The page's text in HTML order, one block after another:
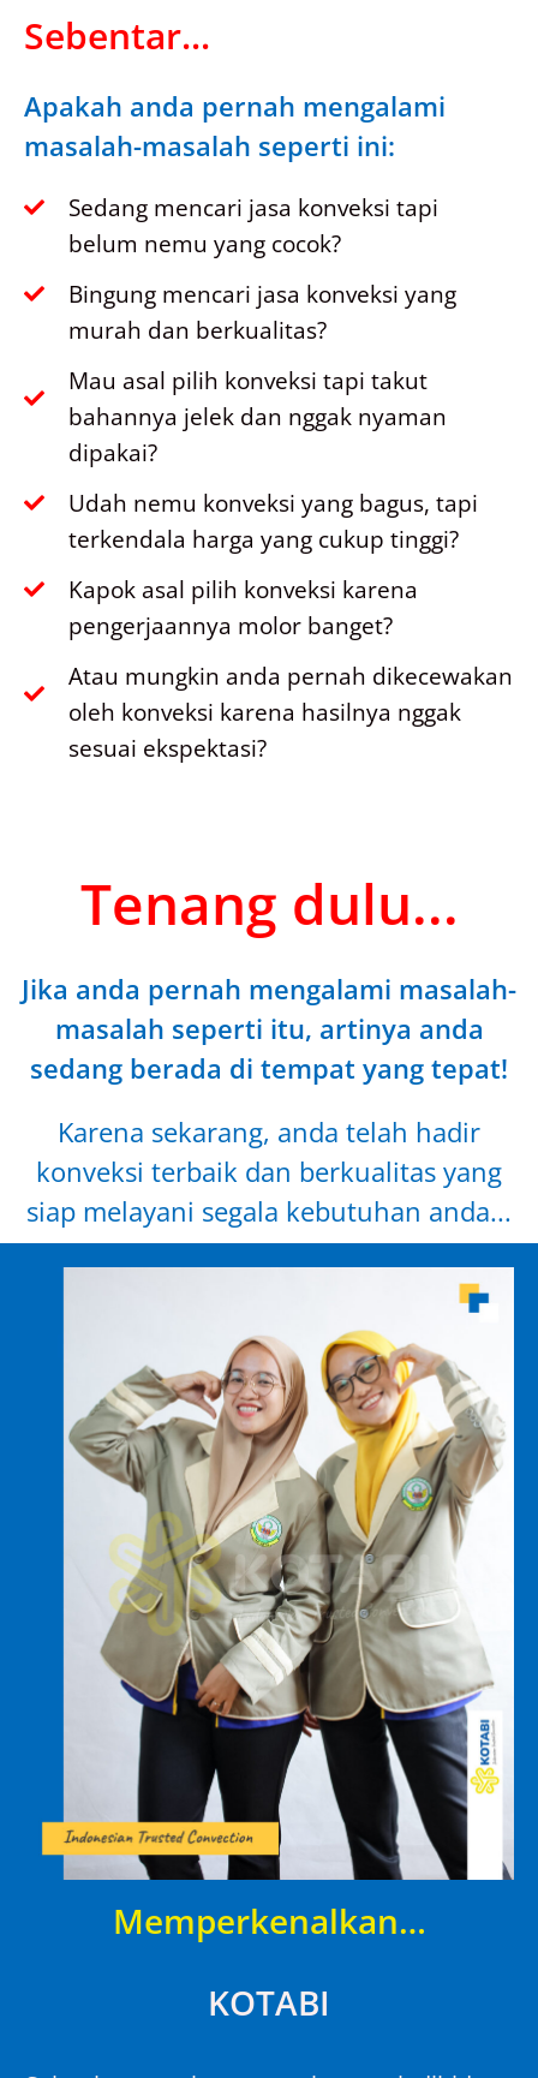
Sebentar...
Apakah anda pernah mengalami
masalah-masalah seperti ini:
Sedang mencari jasa konveksi tapi
belum nemu yang cocok?
Bingung mencari jasa konveksi yang
murah dan berkualitas?
Mau asal pilih konveksi tapi takut
bahannya jelek dan nggak nyaman
dipakai?
Udah nemu konveksi yang bagus, tapi
terkendala harga yang cukup tinggi?
Kapok asal pilih konveksi karena
pengerjaannya molor banget?
Atau mungkin anda pernah dikecewakan
oleh konveksi karena hasilnya nggak
sesuai ekspektasi?
Tenang dulu...
Jika anda pernah mengalami masalah-
masalah seperti itu, artinya anda
sedang berada di tempat yang tepat!
Karena sekarang, anda telah hadir
konveksi terbaik dan berkualitas yang
siap melayani segala kebutuhan anda...
Memperkenalkan…
KOTABI